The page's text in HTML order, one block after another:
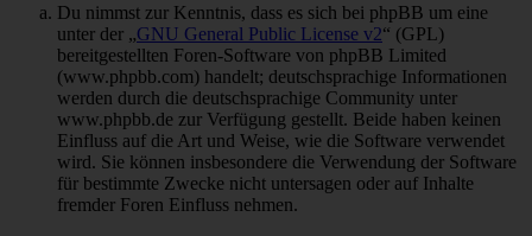
Du nimmst zur Kenntnis, dass es sich bei phpBB um eine
unter der „GNU General Public License v2“ (GPL)
bereitgestellten Foren-Software von phpBB Limited
(www.phpbb.com) handelt; deutschsprachige Informationen
werden durch die deutschsprachige Community unter
www.phpbb.de zur Verfügung gestellt. Beide haben keinen
Einfluss auf die Art und Weise, wie die Software verwendet
wird. Sie können insbesondere die Verwendung der Software
für bestimmte Zwecke nicht untersagen oder auf Inhalte
fremder Foren Einfluss nehmen.